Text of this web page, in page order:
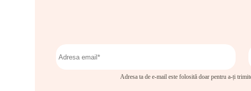
Adresa ta de e-mail este folosită doar pentru a-ți